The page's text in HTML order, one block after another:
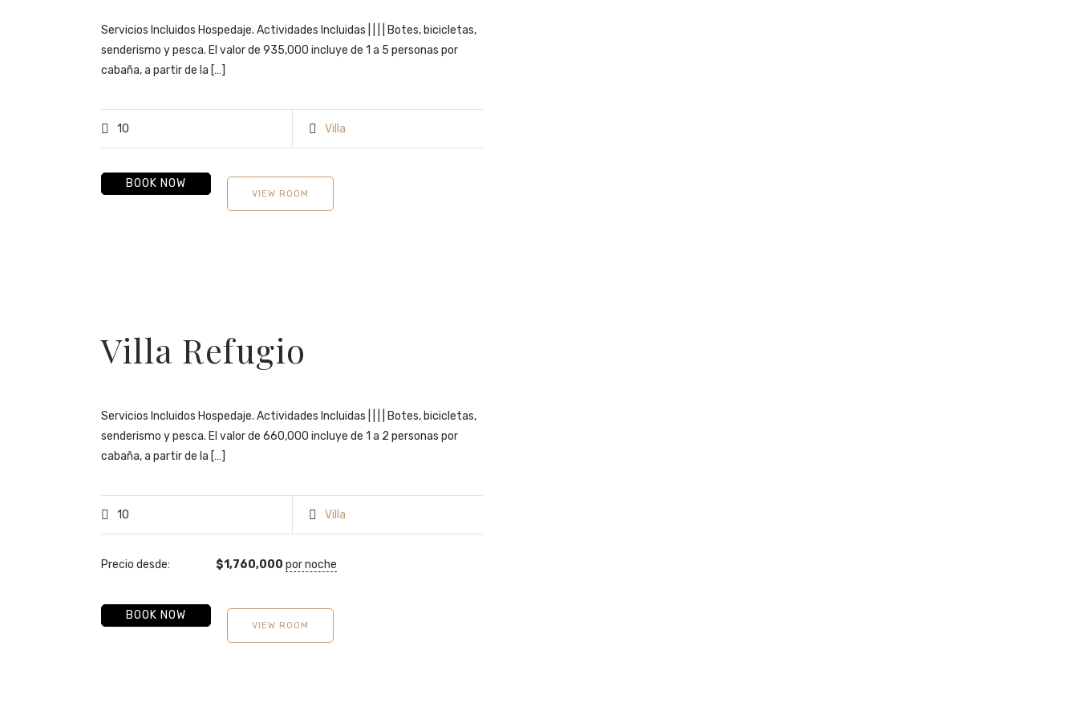
Servicios Incluidos Hospedaje. Actividades Incluidas | | | | Botes, bicicletas,
senderismo y pesca. El valor de 935,000 incluye de 1 a 5 personas por
cabaña, a partir de la […]
10 Villa
VIEW ROOM
BOOK NOW
Villa Refugio
Servicios Incluidos Hospedaje. Actividades Incluidas | | | | Botes, bicicletas,
senderismo y pesca. El valor de 660,000 incluye de 1 a 2 personas por
cabaña, a partir de la […]
10 Villa
Precio desde: $1,760,000 por noche
VIEW ROOM
BOOK NOW